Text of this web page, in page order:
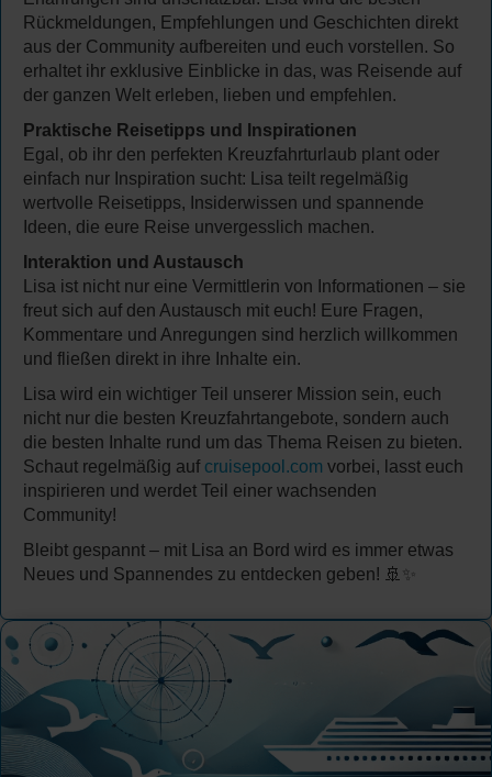
Rückmeldungen, Empfehlungen und Geschichten direkt
aus der Community aufbereiten und euch vorstellen. So
erhaltet ihr exklusive Einblicke in das, was Reisende auf
der ganzen Welt erleben, lieben und empfehlen.
Praktische Reisetipps und Inspirationen
Egal, ob ihr den perfekten Kreuzfahrturlaub plant oder
einfach nur Inspiration sucht: Lisa teilt regelmäßig
wertvolle Reisetipps, Insiderwissen und spannende
Ideen, die eure Reise unvergesslich machen.
Interaktion und Austausch
Lisa ist nicht nur eine Vermittlerin von Informationen – sie
freut sich auf den Austausch mit euch! Eure Fragen,
Kommentare und Anregungen sind herzlich willkommen
und fließen direkt in ihre Inhalte ein.
Lisa wird ein wichtiger Teil unserer Mission sein, euch
nicht nur die besten Kreuzfahrtangebote, sondern auch
die besten Inhalte rund um das Thema Reisen zu bieten.
Schaut regelmäßig auf cruisepool.com vorbei, lasst euch
inspirieren und werdet Teil einer wachsenden
Community!
Bleibt gespannt – mit Lisa an Bord wird es immer etwas
Neues und Spannendes zu entdecken geben! 🚢✨